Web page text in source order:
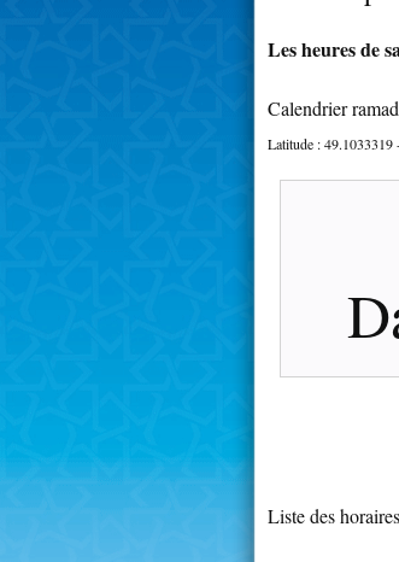
Les heures de
Calendrier
Latitude :49.1033319
Liste des